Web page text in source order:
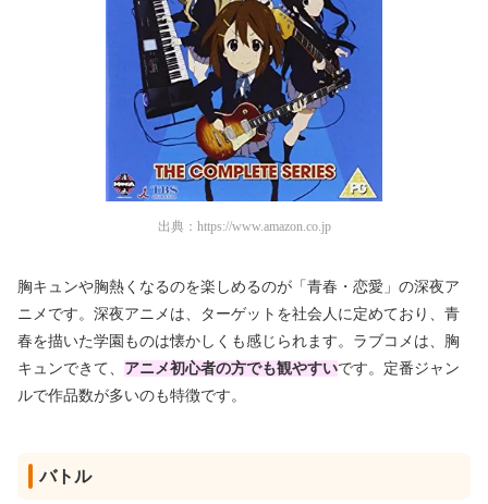
出典： https://www.amazon.co.jp
胸キュンや胸熱くなるのを楽しめるのが「青春・恋愛」の深夜ア
ニメです。深夜アニメは、ターゲットを社会人に定めており、青
春を描いた学園ものは懐かしくも感じられます。ラブコメは、胸
キュンできて、 アニメ初心者の方でも観やすいです。定番ジャン
ルで作品数が多いのも特徴です。
バトル